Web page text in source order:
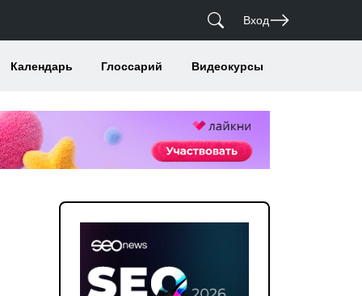
Вход
Календарь Глоссарий Видеокурсы